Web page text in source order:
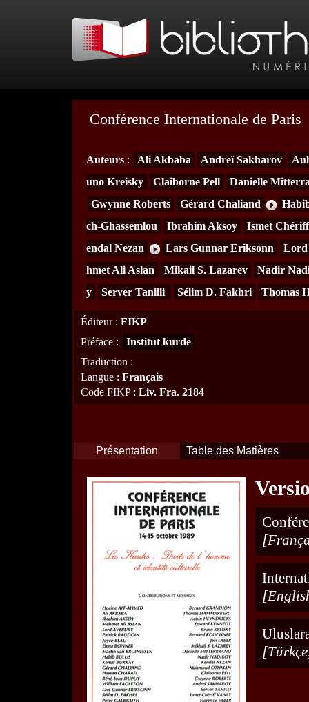
Conférence Internationale de Paris
Auteurs : Ali Akbaba Andreï Sakharov
uno Kreisky
Claiborne Pell
Danielle
Gwynne Roberts
Gérard Chaliand
ch-Ghassemlou
Ibrahim Aksoy
Ismet
endal Nezan
Lars Gunnar Eriksonn
Lord
hmet Ali Aslan
Mikail S. Lazarev
Nadir
y
Server Tanilli Sélim D. Fakhri Thomas
Éditeur: FIKP
Préface :
Institut kurde
Traduction :
Langue : Français
Code FIKP: Liv. Fra. 2184
Présentation Table des Matières